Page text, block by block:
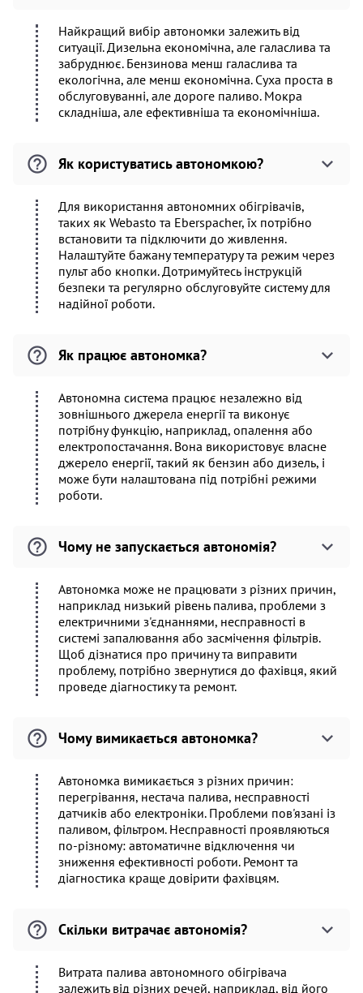
Найкращий вибір автономки залежить від
ситуації. Дизельна економічна, але галаслива та
забруднює. Бензинова менш галаслива та
екологічна, але менш економічна. Суха проста в
обслуговуванні, але дороге паливо. Мокра
складніша, але ефективніша та економічніша.
Як користуватись автономкою?
Для використання автономних обігрівачів,
таких як Webasto та Eberspacher, їх потрібно
встановити та підключити до живлення.
Налаштуйте бажану температуру та режим через
пульт або кнопки. Дотримуйтесь інструкцій
безпеки та регулярно обслуговуйте систему для
надійної роботи.
Як працює автономка?
Автономна система працює незалежно від
зовнішнього джерела енергії та виконує
потрібну функцію, наприклад, опалення або
електропостачання. Вона використовує власне
джерело енергії, такий як бензин або дизель, і
може бути налаштована під потрібні режими
роботи.
Чому не запускається автономія?
Автономка може не працювати з різних причин,
наприклад низький рівень палива, проблеми з
електричними з'єднаннями, несправності в
системі запалювання або засмічення фільтрів.
Щоб дізнатися про причину та виправити
проблему, потрібно звернутися до фахівця, який
проведе діагностику та ремонт.
Чому вимикається автономка?
Автономка вимикається з різних причин:
перегрівання, нестача палива, несправності
датчиків або електроніки. Проблеми пов'язані із
паливом, фільтром. Несправності проявляються
по-різному: автоматичне відключення чи
зниження ефективності роботи. Ремонт та
діагностика краще довірити фахівцям.
Скільки витрачає автономія?
Витрата палива автономного обігрівача
залежить від різних речей, наприклад, від його